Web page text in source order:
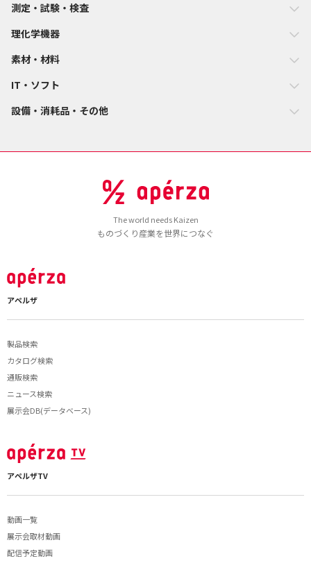
測定・試験・検査
理化学機器
素材・材料
IT・ソフト
設備・消耗品・その他
The world needs Kaizen
ものづくり産業を世界につなぐ
アペルザ
製品検索
カタログ検索
通販検索
ニュース検索
展示会DB(データベース)
アペルザTV
動画一覧
展示会取材動画
配信予定動画